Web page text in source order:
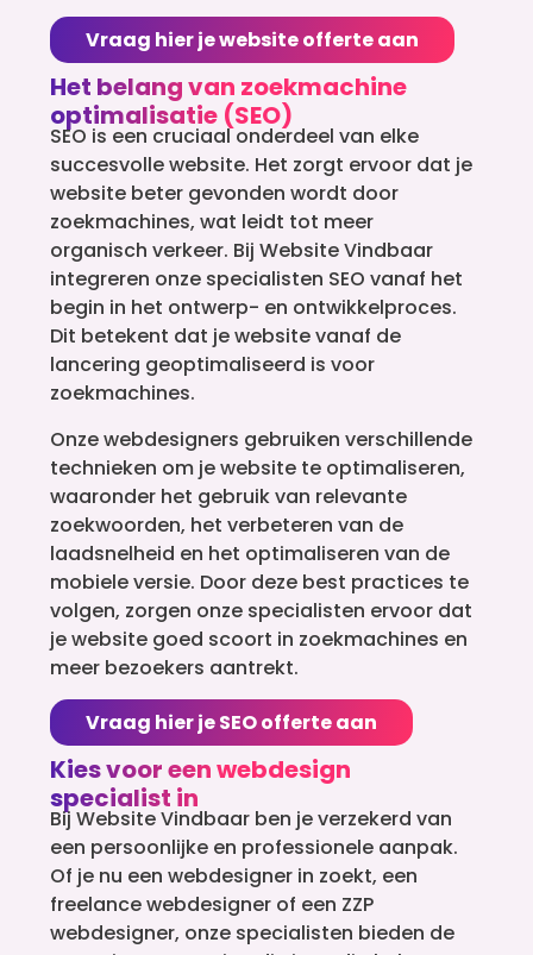
Vraag hier je website offerte aan
Het belang van zoekmachine
optimalisatie (SEO)
SEO is een cruciaal onderdeel van elke
succesvolle website. Het zorgt ervoor dat je
website beter gevonden wordt door
zoekmachines, wat leidt tot meer
organisch verkeer. Bij Website Vindbaar
integreren onze specialisten SEO vanaf het
begin in het ontwerp- en ontwikkelproces.
Dit betekent dat je website vanaf de
lancering geoptimaliseerd is voor
zoekmachines.
Onze webdesigners gebruiken verschillende
technieken om je website te optimaliseren,
waaronder het gebruik van relevante
zoekwoorden, het verbeteren van de
laadsnelheid en het optimaliseren van de
mobiele versie. Door deze best practices te
volgen, zorgen onze specialisten ervoor dat
je website goed scoort in zoekmachines en
meer bezoekers aantrekt.
Vraag hier je SEO offerte aan
Kies voor een webdesign
specialist in
Bij Website Vindbaar ben je verzekerd van
een persoonlijke en professionele aanpak.
Of je nu een webdesigner in zoekt, een
freelance webdesigner of een ZZP
webdesigner, onze specialisten bieden de